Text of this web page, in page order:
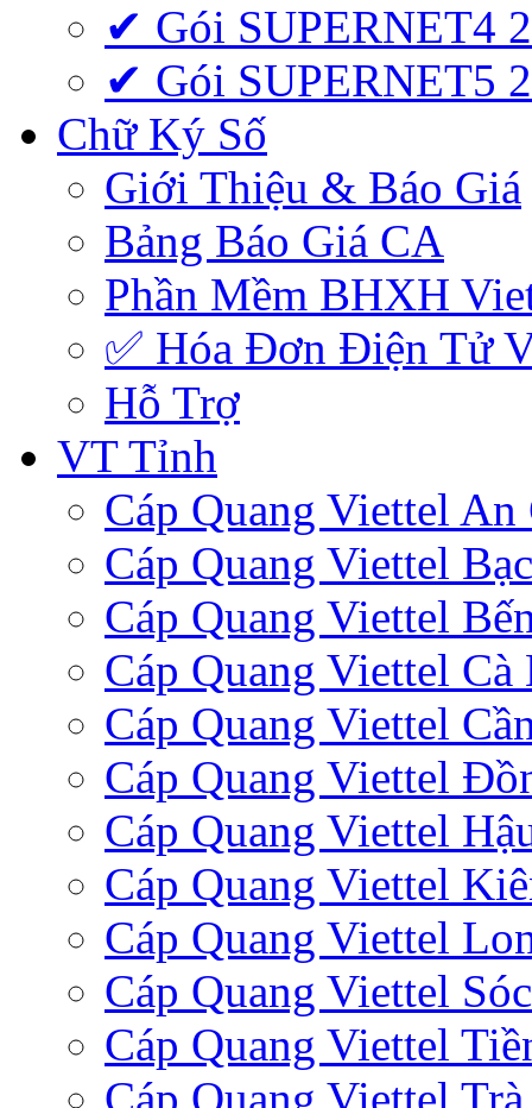
✔ Gói SUPERNET4
✔ Gói SUPERNET5
Chữ Ký Số
Giới Thiệu & Báo Giá
Bảng Báo Giá CA
Phần Mềm BHXH
✅‎ Hóa Đơn Điện Tử
Hỗ Trợ
VT Tỉnh
Cáp Quang Viettel An
Cáp Quang Viettel
Cáp Quang Viettel
Cáp Quang Viettel Cà
Cáp Quang Viettel
Cáp Quang Viettel
Cáp Quang Viettel
Cáp Quang Viettel
Cáp Quang Viettel
Cáp Quang Viettel
Cáp Quang Viettel